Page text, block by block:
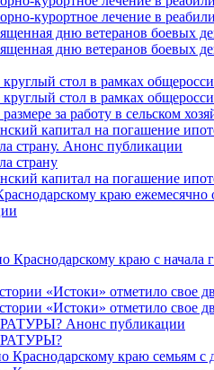
курортное лечение в
дню ветеранов боевых
дню ветеранов боевых
стол в рамках
стол в рамках
за работу в сельском
капитал на погашение
страну. Анонс публикации
страну
капитал на погашение
краю
краю с начала
«Истоки» отметило свое
«Истоки» отметило свое
Анонс публикации
краю семьям